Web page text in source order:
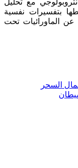
بتفسيرات نفسية
الماورائيات تحت
السحر